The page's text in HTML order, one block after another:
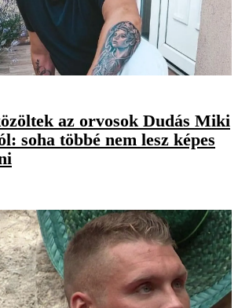
az orvosok Dudás Miki
soha többé nem lesz képes